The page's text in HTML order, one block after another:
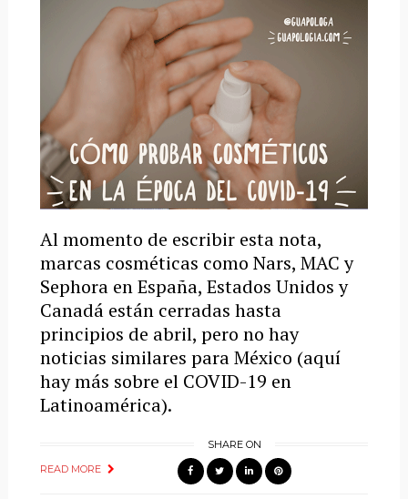
Al momento de escribir esta nota,
marcas cosméticas como Nars, MAC y
Sephora en España, Estados Unidos y
Canadá están cerradas hasta
principios de abril, pero no hay
noticias similares para México (aquí
hay más sobre el COVID-19 en
Latinoamérica).
READ MORE
SHARE ON